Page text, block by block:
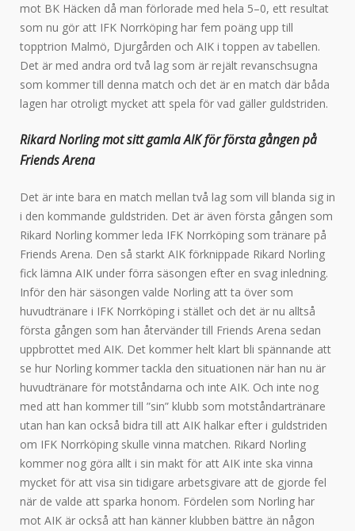
mot BK Häcken då man förlorade med hela 5–0, ett resultat
som nu gör att IFK Norrköping har fem poäng upp till
topptrion Malmö, Djurgården och AIK i toppen av tabellen.
Det är med andra ord två lag som är rejält revanschsugna
som kommer till denna match och det är en match där båda
lagen har otroligt mycket att spela för vad gäller guldstriden.
Rikard Norling mot sitt gamla AIK för första gången på
Friends Arena
Det är inte bara en match mellan två lag som vill blanda sig in
i den kommande guldstriden. Det är även första gången som
Rikard Norling kommer leda IFK Norrköping som tränare på
Friends Arena. Den så starkt AIK förknippade Rikard Norling
fick lämna AIK under förra säsongen efter en svag inledning.
Inför den här säsongen valde Norling att ta över som
huvudtränare i IFK Norrköping i stället och det är nu alltså
första gången som han återvänder till Friends Arena sedan
uppbrottet med AIK. Det kommer helt klart bli spännande att
se hur Norling kommer tackla den situationen när han nu är
huvudtränare för motståndarna och inte AIK. Och inte nog
med att han kommer till ”sin” klubb som motståndartränare
utan han kan också bidra till att AIK halkar efter i guldstriden
om IFK Norrköping skulle vinna matchen. Rikard Norling
kommer nog göra allt i sin makt för att AIK inte ska vinna
mycket för att visa sin tidigare arbetsgivare att de gjorde fel
när de valde att sparka honom. Fördelen som Norling har
mot AIK är också att han känner klubben bättre än någon